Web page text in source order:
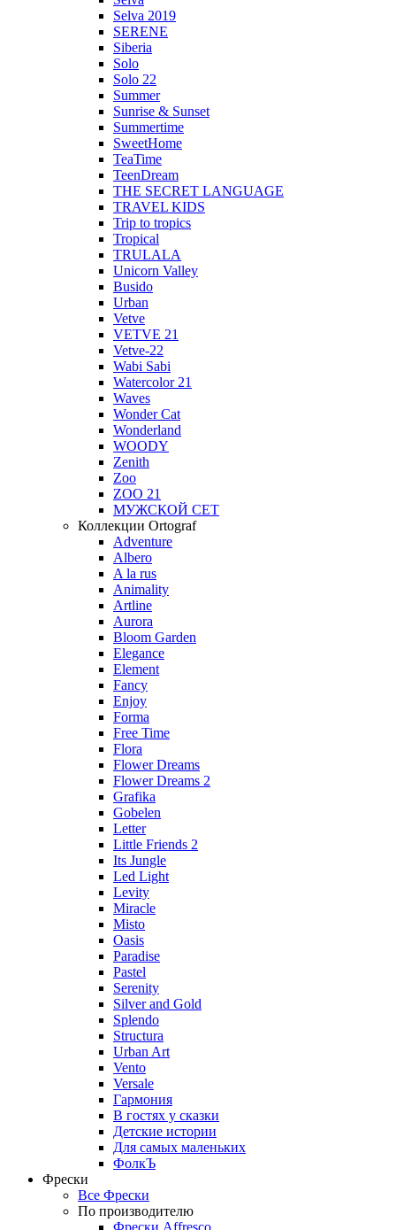
Selva 2019
SERENE
Siberia
Solo
Solo 22
Summer
Sunrise & Sunset
Summertime
SweetHome
TeaTime
TeenDream
THE SECRET LANGUAGE
TRAVEL KIDS
Trip to tropics
Tropical
TRULALA
Unicorn Valley
Busido
Urban
Vetve
VETVE 21
Vetve-22
Wabi Sabi
Watercolor 21
Waves
Wonder Cat
Wonderland
WOODY
Zenith
Zoo
ZOO 21
МУЖСКОЙ СЕТ
Коллекции Ortograf
Adventure
Albero
A la rus
Animality
Artline
Aurora
Bloom Garden
Elegance
Element
Fancy
Enjoy
Forma
Free Time
Flora
Flower Dreams
Flower Dreams 2
Grafika
Gobelen
Letter
Little Friends 2
Its Jungle
Led Light
Levity
Miracle
Misto
Oasis
Paradise
Pastel
Serenity
Silver and Gold
Splendo
Structura
Urban Art
Vento
Versale
Гармония
В гостях у сказки
Детские истории
Для самых маленьких
ФолкЪ
Фрески
Все Фрески
По производителю
Фрески Affresco